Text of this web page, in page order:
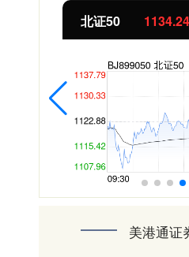
北证50 1134.24
美港通证